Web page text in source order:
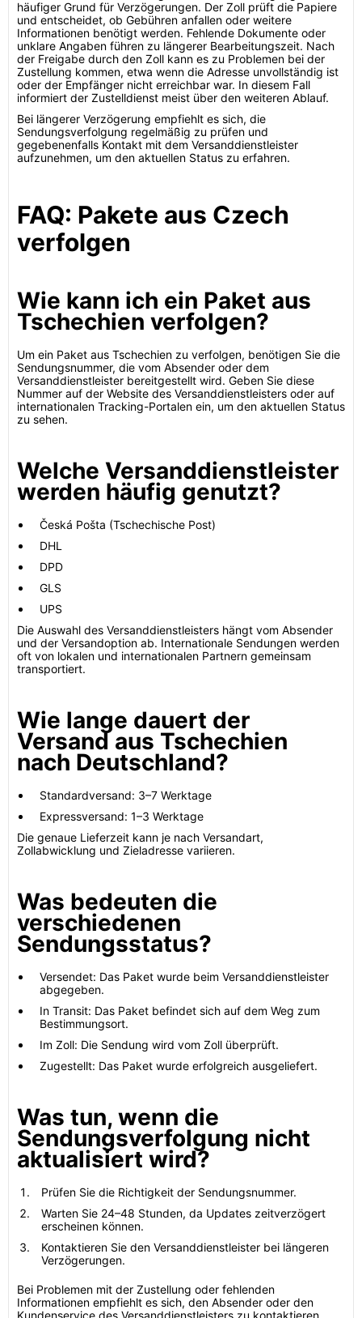
häufiger Grund für Verzögerungen. Der Zoll prüft die Papiere
und entscheidet, ob Gebühren anfallen oder weitere
Informationen benötigt werden. Fehlende Dokumente oder
unklare Angaben führen zu längerer Bearbeitungszeit. Nach
der Freigabe durch den Zoll kann es zu Problemen bei der
Zustellung kommen, etwa wenn die Adresse unvollständig ist
oder der Empfänger nicht erreichbar war. In diesem Fall
informiert der Zustelldienst meist über den weiteren Ablauf.
Bei längerer Verzögerung empfiehlt es sich, die
Sendungsverfolgung regelmäßig zu prüfen und
gegebenenfalls Kontakt mit dem Versanddienstleister
aufzunehmen, um den aktuellen Status zu erfahren.
FAQ: Pakete aus Czech
verfolgen
Wie kann ich ein Paket aus
Tschechien verfolgen?
Um ein Paket aus Tschechien zu verfolgen, benötigen Sie die
Sendungsnummer, die vom Absender oder dem
Versanddienstleister bereitgestellt wird. Geben Sie diese
Nummer auf der Website des Versanddienstleisters oder auf
internationalen Tracking-Portalen ein, um den aktuellen Status
zu sehen.
Welche Versanddienstleister
werden häufig genutzt?
Česká Pošta (Tschechische Post)
DHL
DPD
GLS
UPS
Die Auswahl des Versanddienstleisters hängt vom Absender
und der Versandoption ab. Internationale Sendungen werden
oft von lokalen und internationalen Partnern gemeinsam
transportiert.
Wie lange dauert der
Versand aus Tschechien
nach Deutschland?
Standardversand: 3–7 Werktage
Expressversand: 1–3 Werktage
Die genaue Lieferzeit kann je nach Versandart,
Zollabwicklung und Zieladresse variieren.
Was bedeuten die
verschiedenen
Sendungsstatus?
Versendet: Das Paket wurde beim Versanddienstleister
abgegeben.
In Transit: Das Paket befindet sich auf dem Weg zum
Bestimmungsort.
Im Zoll: Die Sendung wird vom Zoll überprüft.
Zugestellt: Das Paket wurde erfolgreich ausgeliefert.
Was tun, wenn die
Sendungsverfolgung nicht
aktualisiert wird?
Prüfen Sie die Richtigkeit der Sendungsnummer.
Warten Sie 24–48 Stunden, da Updates zeitverzögert
erscheinen können.
Kontaktieren Sie den Versanddienstleister bei längeren
Verzögerungen.
Bei Problemen mit der Zustellung oder fehlenden
Informationen empfiehlt es sich, den Absender oder den
Kundenservice des Versanddienstleisters zu kontaktieren.